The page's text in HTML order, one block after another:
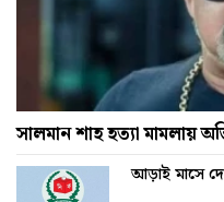
সালমান শাহ হত্যা মামলায়
আড়াই মাসে